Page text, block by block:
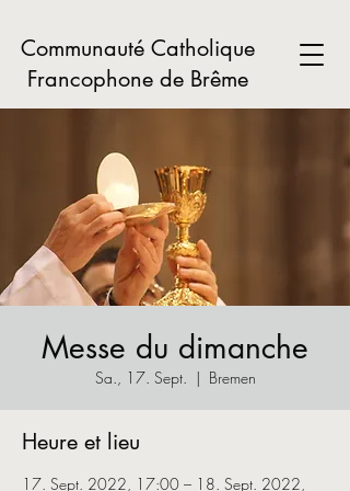
Communauté Catholique
Francophone de Brême
Messe du dimanche
Sa., 17. Sept.
  |
Bremen
Heure et lieu
17. Sept. 2022, 17:00 – 18. Sept. 2022,